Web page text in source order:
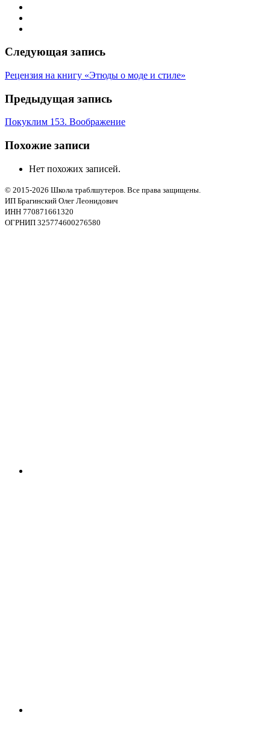
Следующая запись
Рецензия на книгу «Этюды о моде и стиле»
Предыдущая запись
Покуклим 153. Воображение
Похожие записи
Нет похожих записей.
© 2015-2026 Школа траблшутеров. Все права защищены.
ИП Брагинский Олег Леонидович
ИНН 770871661320
ОГРНИП 325774600276580